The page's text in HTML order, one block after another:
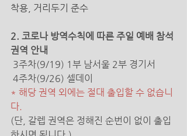
착용, 거리두기 준수
2. 코로나 방역수칙에 따른 주일 예배 참석
권역 안내
3주차(9/19) 1부 남서울 2부 경기서
4주차(9/26) 셀데이
* 해당 권역 외에는 절대 출입할 수 없습니
다.
(단, 갈렙 권역은 정해진 순번이 없이 출입